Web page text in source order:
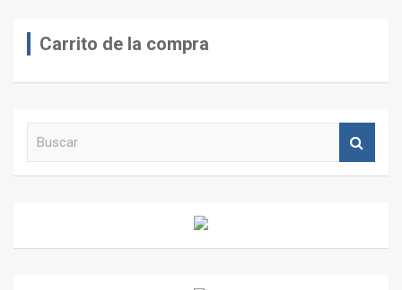
Carrito de la compra